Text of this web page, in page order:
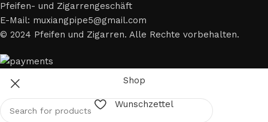
Pfeifen- und Zigarrengeschäft
E-Mail: muxiangpipe5@gmail.com
© 2024 Pfeifen und Zigarren. Alle Rechte vorbehalten.
Shop
Wunschzettel